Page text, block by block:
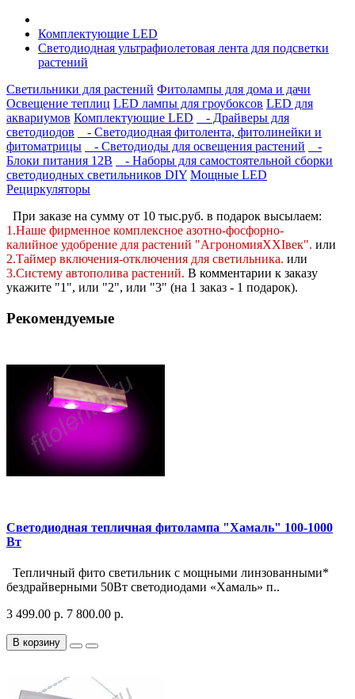
Комплектующие LED
Светодиодная ультрафиолетовая лента для подсветки
растений
Светильники для растений Фитолампы для дома и дачи
Освещение теплиц LED лампы для гроубоксов LED для
аквариумов Комплектующие LED
- Драйверы для
светодиодов
- Светодиодная фитолента, фитолинейки и
фитоматрицы
- Светодиоды для освещения растений
-
Блоки питания 12В
- Наборы для самостоятельной сборки
светодиодных светильников DIY Мощные LED
Рециркуляторы
При заказе на сумму от 10 тыс.руб. в подарок высылаем:
1.Наше фирменное комплексное азотно-фосфорно-
калийное удобрение для растений "АгрономияXXIвек". или
2.Таймер включения-отключения для светильника. или
3.Систему автополива растений. В комментарии к заказу
укажите "1", или "2", или "3" (на 1 заказ - 1 подарок).
Рекомендуемые
Светодиодная тепличная фитолампа "Хамаль" 100-1000
Вт
Тепличный фито светильник с мощными линзованными*
бездрайверными 50Вт светодиодами «Хамаль» п..
3 499.00 р. 7 800.00 р.
В корзину